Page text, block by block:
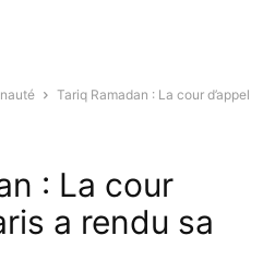
Tariq Ramadan : La cour d’appel
: La cour
a rendu sa